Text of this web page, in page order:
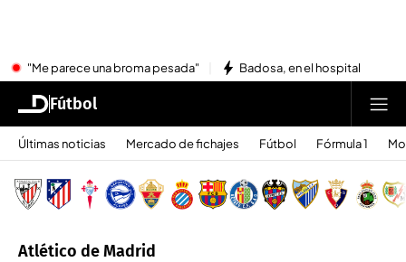
"Me parece una broma pesada" Badosa, en el hospital
Fútbol
Últimas noticias Mercado de fichajes Fútbol Fórmula 1
Atlético de Madrid